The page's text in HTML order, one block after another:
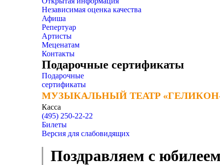
Независимая оценка качества
Афиша
Репертуар
Артисты
Меценатам
Контакты
Подарочные сертификаты
Подарочные
сертификаты
МУЗЫКАЛЬНЫЙ ТЕАТР
МУЗЫКАЛЬНЫЙ ТЕАТР
Касса
(495) 250-22-22
Билеты
Версия для слабовидящих
Поздравляем с